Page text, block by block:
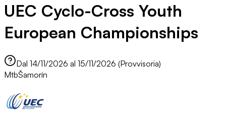
UEC Cyclo-Cross Youth
European Championships
Dal 14/11/2026 al 15/11/2026 (Provvisoria)
MtbŠamorín